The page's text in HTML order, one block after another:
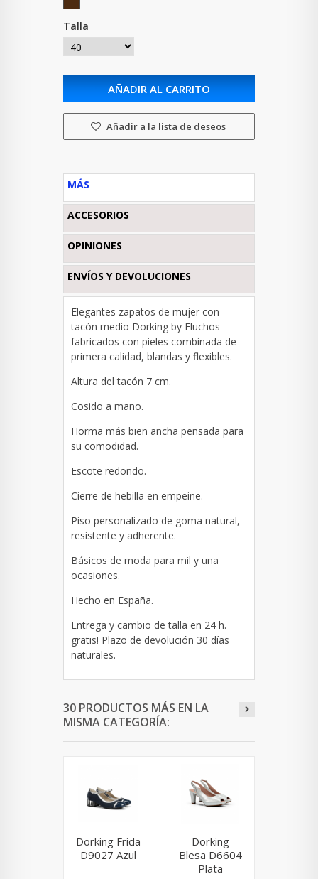
Talla
AÑADIR AL CARRITO
Añadir a la lista de deseos
MÁS
ACCESORIOS
OPINIONES
ENVÍOS Y DEVOLUCIONES
Elegantes zapatos de mujer con
tacón medio Dorking by Fluchos
fabricados con pieles combinada de
primera calidad, blandas y flexibles.
Altura del tacón 7 cm.
Cosido a mano.
Horma más bien ancha pensada para
su comodidad.
Escote redondo.
Cierre de hebilla en empeine.
Piso personalizado de goma natural,
resistente y adherente.
Básicos de moda para mil y una
ocasiones.
Hecho en España.
Entrega y cambio de talla en 24 h.
gratis! Plazo de devolución 30 días
naturales.
30 PRODUCTOS MÁS EN LA
MISMA CATEGORÍA:
Dorking Frida
D9027 Azul
Dorking
Blesa D6604
Plata